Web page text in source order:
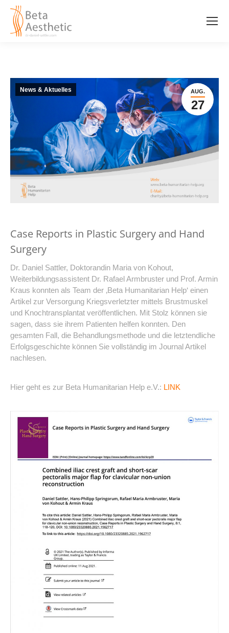
AUG.
27
News & Aktuelles
Case Reports in Plastic Surgery and Hand
Surgery
Dr. Daniel Sattler, Doktorandin Maria von Kohout,
Weiterbildungsassistent Dr. Rafael Armbruster und Prof. Armin
Kraus konnten als Team der ‚Beta Humanitarian Help‘ einen
Artikel zur Versorgung Kriegsverletzter mittels Brustmuskel
und Knochtransplantat veröffentlichen. Mit Stolz können sie
sagen, dass sie ihrem Patienten helfen konnten. Den
gesamten Fall, die Behandlungsmethode und die letztendliche
Erfolgsgeschichte können Sie vollständig im Journal Artikel
nachlesen.
Hier geht es zur Beta Humanitarian Help e.V.: LINK